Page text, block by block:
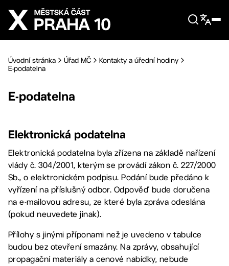
Přejít na hlavní obsah
Úvodní stránka Úřad MČ
Kontakty a úřední hodiny
E-podatelna
E-podatelna
Elektronická podatelna
Elektronická podatelna byla zřízena na základě nařízení
vlády č. 304/2001, kterým se provádí zákon č. 227/2000
Sb., o elektronickém podpisu. Podání bude předáno k
vyřízení na příslušný odbor. Odpověď bude doručena
na e-mailovou adresu, ze které byla zpráva odeslána
(pokud neuvedete jinak).
Přílohy s jinými příponami než je uvedeno v tabulce
budou bez otevření smazány. Na zprávy, obsahující
propagační materiály a cenové nabídky, nebude